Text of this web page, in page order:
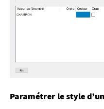
Paramétrer le style